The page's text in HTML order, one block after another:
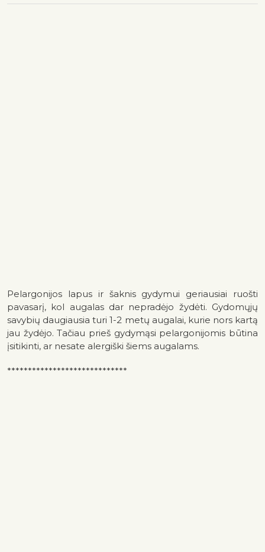
Pelargonijos lapus ir šaknis gydymui geriausiai ruošti
pavasarį, kol augalas dar nepradėjo žydėti. Gydomųjų
savybių daugiausia turi 1-2 metų augalai, kurie nors kartą
jau žydėjo. Tačiau prieš gydymąsi pelargonijomis būtina
įsitikinti, ar nesate alergiški šiems augalams.
*****************************